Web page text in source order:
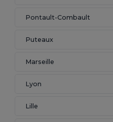
Pontault-Combault
Puteaux
Marseille
Lyon
Lille